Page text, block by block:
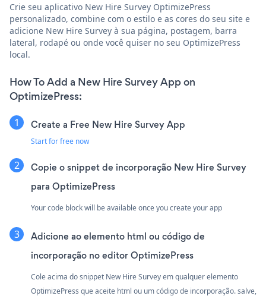
Crie seu aplicativo New Hire Survey OptimizePress
personalizado, combine com o estilo e as cores do seu site e
adicione New Hire Survey à sua página, postagem, barra
lateral, rodapé ou onde você quiser no seu OptimizePress
local.
How To Add a New Hire Survey App on
OptimizePress:
Create a Free New Hire Survey App
Start for free now
Copie o snippet de incorporação New Hire Survey
para OptimizePress
Your code block will be available once you create your app
Adicione ao elemento html ou código de
incorporação no editor OptimizePress
Cole acima do snippet New Hire Survey em qualquer elemento
OptimizePress que aceite html ou um código de incorporação. salve,